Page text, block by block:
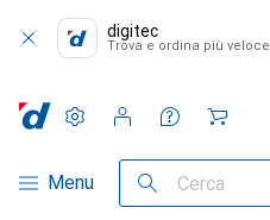
digitec
Trova e ordina più veloce
Categoria Navigazione
Menu Cerca
Impostazioni
Conto cliente
Liste di confronto
Liste dei desideri
Carrello